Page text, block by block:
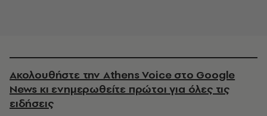
Ακολουθήστε την Athens Voice στο Google
News κι ενημερωθείτε πρώτοι για όλες τις
ειδήσεις